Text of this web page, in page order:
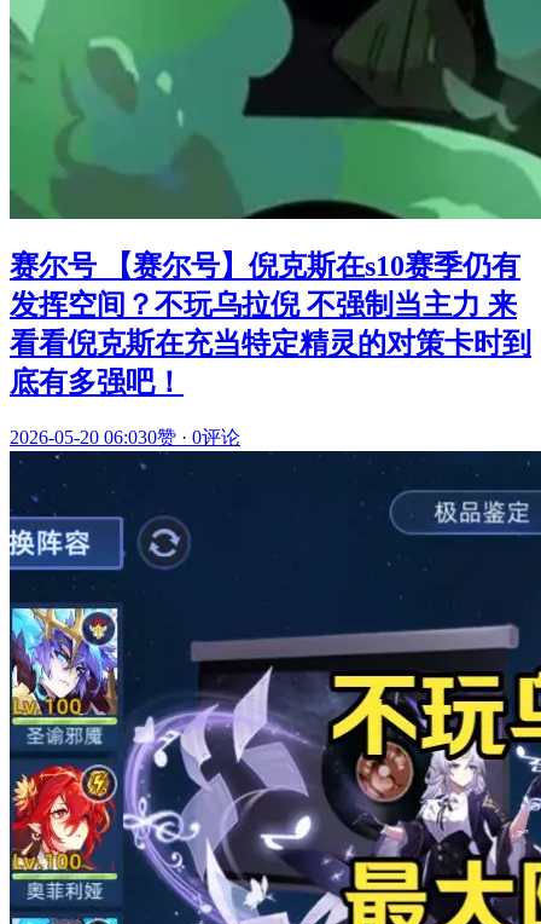
赛尔号 【赛尔号】倪克斯在s10赛季仍有
发挥空间？不玩乌拉倪 不强制当主力 来
看看倪克斯在充当特定精灵的对策卡时到
底有多强吧！
2026-05-20 06:030赞 · 0评论